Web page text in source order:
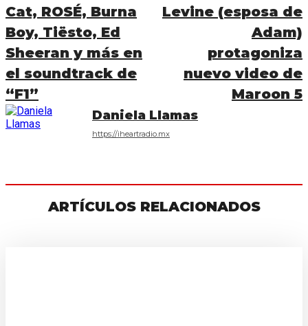
Cat, ROSÉ, Burna
Boy, Tiësto, Ed
Sheeran y más en
el soundtrack de
“F1”
Levine (esposa de
Adam)
protagoniza
nuevo video de
Maroon 5
Daniela Llamas
https://iheartradio.mx
ARTÍCULOS RELACIONADOS